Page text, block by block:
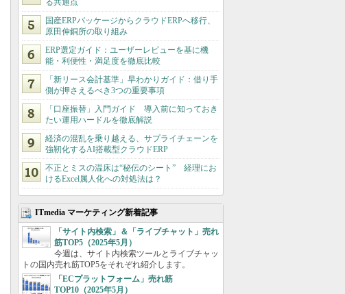
る共通点
国産ERPパッケージからクラウドERPへ移行、
原田伸銅所の取り組み
ERP選定ガイド：ユーザーレビューを基に機
能・利便性・満足度を徹底比較
「新リース会計基準」早わかりガイド：借り手
側が押さえるべき3つの重要事項
「口座振替」入門ガイド 導入前に知っておき
たい運用ハードルを徹底解説
経済の混乱を乗り越える、サプライチェーンを
強靭化するAI搭載型クラウドERP
不正とミスの温床は“秘伝のシート” 経理にお
けるExcel属人化への対処法は？
ITmedia マーケティング新着記事
「サイト内検索」＆「ライブチャット」売れ
筋TOP5（2025年5月）
今週は、サイト内検索ツールとライブチャッ
トの国内売れ筋TOP5をそれぞれ紹介します。
「ECプラットフォーム」売れ筋
TOP10（2025年5月）